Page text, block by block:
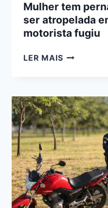
Mulher tem
ser atropelada
motorista fugiu
LER MAISMULHER
APÓS
SER
EM
CAMPO
GRANDE;
FUGIU